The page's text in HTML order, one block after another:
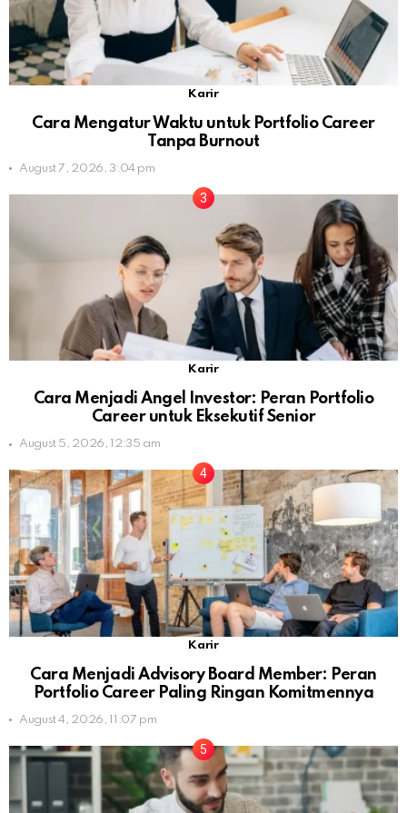
Karir
Cara Mengatur Waktu untuk Portfolio Career
Tanpa Burnout
August 7, 2026, 3:04 pm
Karir
Cara Menjadi Angel Investor: Peran Portfolio
Career untuk Eksekutif Senior
August 5, 2026, 12:35 am
Karir
Cara Menjadi Advisory Board Member: Peran
Portfolio Career Paling Ringan Komitmennya
August 4, 2026, 11:07 pm